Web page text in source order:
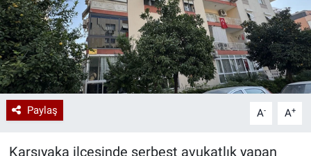
Paylaş A- A+
Karşıyaka ilçesinde serbest avukatlık yapan
Teknoloji
Ramazan